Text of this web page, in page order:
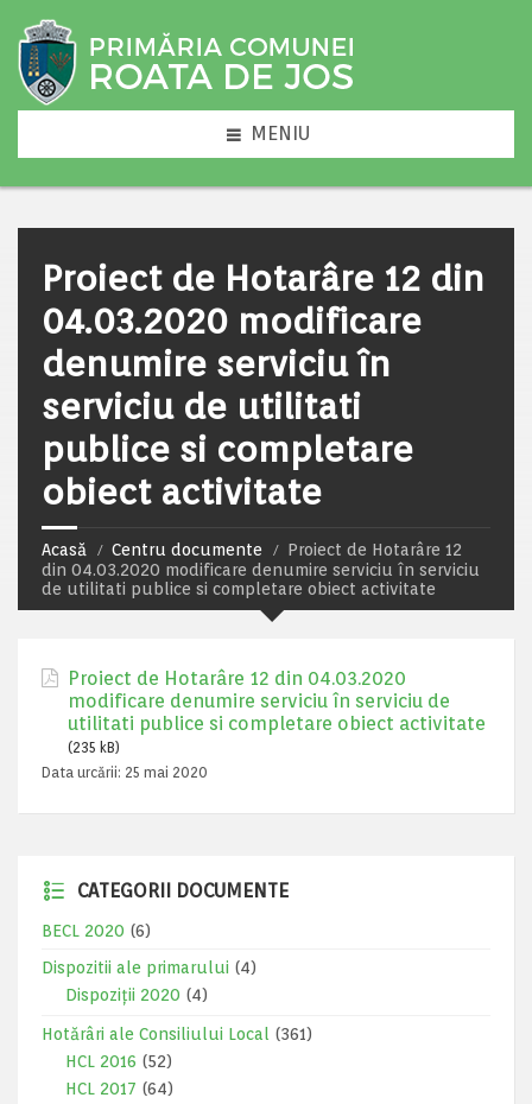
MENIU
Proiect de Hotarâre 12 din
04.03.2020 modificare
denumire serviciu în
serviciu de utilitati
publice si completare
obiect activitate
Acasă Centru documente
Proiect de Hotarâre 12
din 04.03.2020 modificare denumire serviciu în serviciu
de utilitati publice si completare obiect activitate
Proiect de Hotarâre 12 din 04.03.2020
modificare denumire serviciu în serviciu de
utilitati publice si completare obiect activitate
(235 kB)
Data urcării: 25 mai 2020
CATEGORII DOCUMENTE
BECL 2020 (6)
Dispozitii ale primarului (4)
Dispoziții 2020 (4)
Hotărâri ale Consiliului Local
(361)
HCL 2016 (52)
HCL 2017 (64)